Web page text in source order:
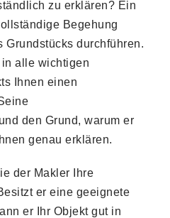
zu erklären? Ein
Begehung
Grundstücks durchführen.
alle wichtigen
Ihnen einen
den Grund, warum er
genau erklären.
der Makler Ihre
er eine geeignete
er Ihr Objekt gut in